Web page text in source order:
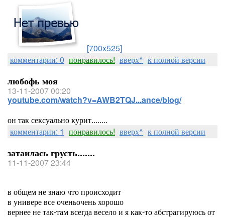
[700x525]
комментарии: 0 понравилось! вверх^ к полной версии
любофь моя
13-11-2007 00:20
youtube.com/watch?v=AWB2TQJ...ance/blog/
он так сексуально курит........
комментарии: 1 понравилось! вверх^ к полной версии
затаилась грусть.......
11-11-2007 23:44
в общем не знаю что происходит
в универе все оченьочень хорошо
вернее не так-там всегда весело и я как-то абстрагируюсь от